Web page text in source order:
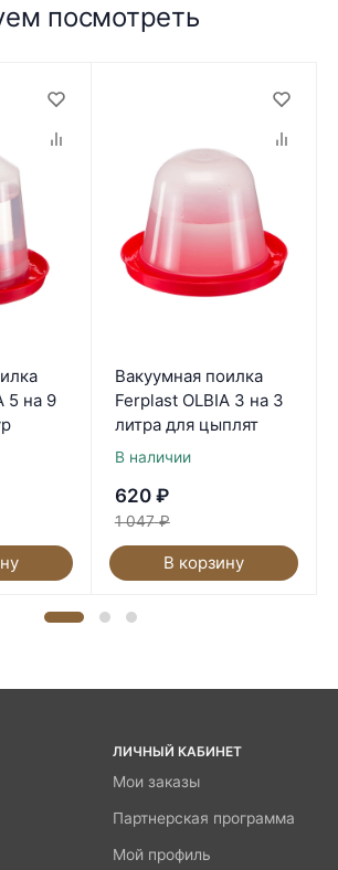
посмотреть
5 на 9
Вакуумная поилка
Ferplast OLBIA 3 на 3
литра для цыплят
В наличии
620 ₽
1 047 ₽
В корзину
ЛИЧНЫЙ КАБИНЕТ
Мои заказы
Партнерская программа
Мой профиль